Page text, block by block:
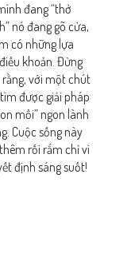
đang “thở
nó đang gõ cửa,
có những lựa
khoản. Đừng
với một chút
được giải pháp
mồi” ngon lành
Cuộc sống này
rối rắm chỉ vì
định sáng suốt!